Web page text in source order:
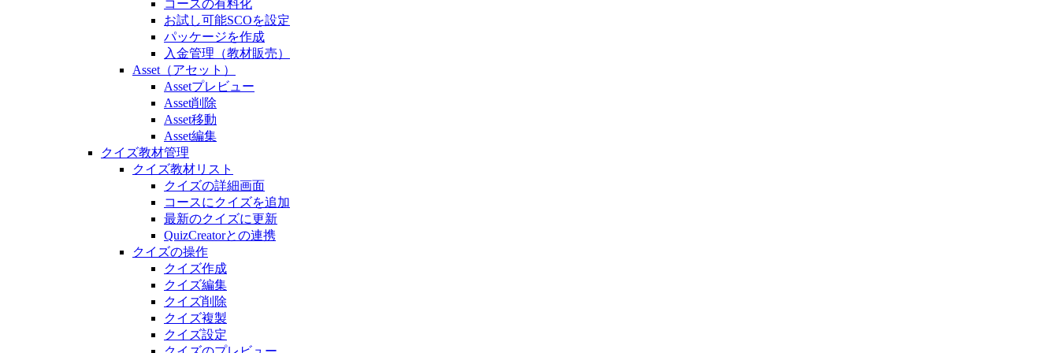
コースの有料化
お試し可能SCOを設定
パッケージを作成
入金管理（教材販売）
Asset（アセット）
Assetプレビュー
Asset削除
Asset移動
Asset編集
クイズ教材管理
クイズ教材リスト
クイズの詳細画面
コースにクイズを追加
最新のクイズに更新
QuizCreatorとの連携
クイズの操作
クイズ作成
クイズ編集
クイズ削除
クイズ複製
クイズ設定